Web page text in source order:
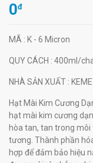
0đ
MÃ : K - 6 Micron
QUY CÁCH : 400ml/
NHÀ SẢN XUẤT :
Hạt Mài Kim Cương
hạt mài kim cương
hòa tan, tan trong
tương. Thành phần
hợp để đảm bảo hiệu